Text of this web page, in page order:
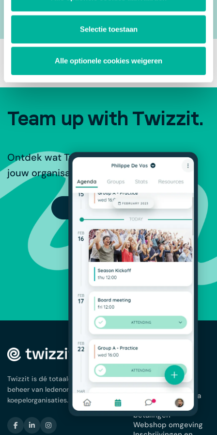
Selectie toestaan
Alle optionele cookies weigeren
Team up with Twizzit.
Ontdek wat Twizzit te bieden heeft voor
jouw organisatie.
PROBEER GRATIS
Twizzit is dé totaaloplossing voor het
beheer van ledenorganisaties en
koepelorganisaties.
OPLOSSINGEN
Ledenbeheer
App voor je
vereniging
Planning en agenda
Facturatie en
betalingen
Webshop omgeving